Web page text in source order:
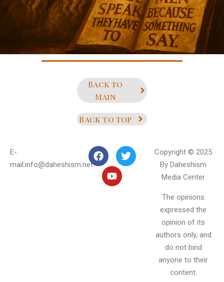
علي بن أبي طالب)
Back to
Main
Back to top
E-
mail:info@daheshism.net
Copyright © 2025
By Daheshism
Media Center
The opinions
expressed the
opinion of its
authors only, and
do not bind
anyone to their
content.